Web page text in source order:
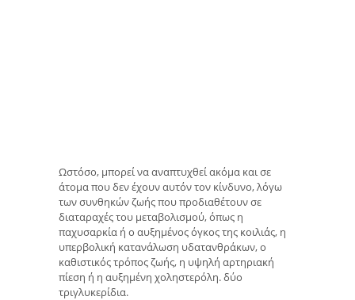
Ωστόσο, μπορεί να αναπτυχθεί ακόμα και σε
άτομα που δεν έχουν αυτόν τον κίνδυνο, λόγω
των συνθηκών ζωής που προδιαθέτουν σε
διαταραχές του μεταβολισμού, όπως η
παχυσαρκία ή ο αυξημένος όγκος της κοιλιάς, η
υπερβολική κατανάλωση υδατανθράκων, ο
καθιστικός τρόπος ζωής, η υψηλή αρτηριακή
πίεση ή η αυξημένη χοληστερόλη. δύο
τριγλυκερίδια.